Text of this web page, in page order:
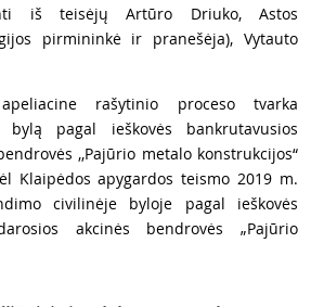
iš teisėjų Artūro Driuko, Astos
pirmininkė ir pranešėja), Vytauto
rašytinio proceso tvarka
pagal ieškovės bankrutavusios
,,Pajūrio metalo konstrukcijos“
Klaipėdos apygardos teismo 2019 m.
civilinėje byloje pagal ieškovės
akcinės bendrovės „Pajūrio